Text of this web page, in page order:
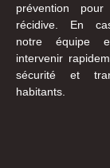
prévention
récidive. En
notre équipe
intervenir
sécurité et
habitants.